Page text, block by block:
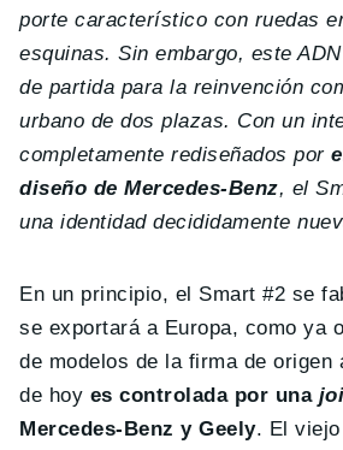
porte característico con ruedas
esquinas. Sin embargo, este
de partida para la reinvención
urbano de dos plazas. Con un
completamente rediseñados por
diseño de Mercedes-Benz, el
una identidad decididamente
En un principio, el Smart #2 se
se exportará a Europa, como ya
de modelos de la firma de origen
de hoy es controlada por una
Mercedes-Benz y Geely. El